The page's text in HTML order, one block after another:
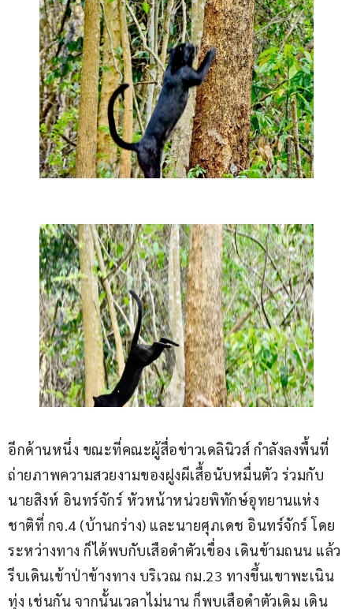
อีกด้านหนึ่ง ขณะที่คณะผู้สื่อข่าวเดลินิวส์ กำลังลงพื้นที่
ถ่ายภาพความสวยงามของฝูงผีเสื้อนับหมื่นตัว ร่วมกับ
นายสิงห์ อินทร์จักร์ หัวหน้าหน่วยพิทักษ์อุทยานแห่ง
ชาติที่ กจ.4 (บ้านกร่าง) และนายศุภเดช อินทร์จักร์ โดย
ระหว่างทาง ก็ได้พบกับเสือดำตัวเขื่อง เดินข้ามถนน แล้ว
รีบเดินเข้าป่าข้างทาง บริเวณ กม.23 ทางขึ้นเขาพะเนิน
ทุ่ง เช่นกัน จากนั้นเวลาไม่นาน ก็พบเสือดำตัวเดิม เดิน